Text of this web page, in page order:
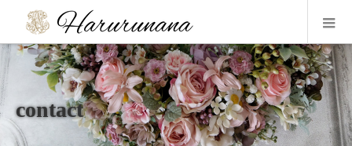
contact